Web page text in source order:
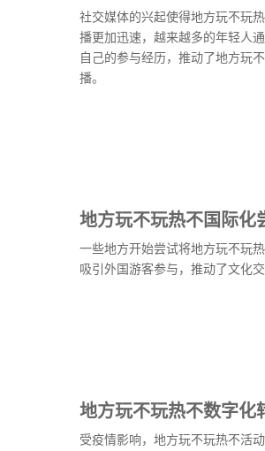
社交媒体的兴起使得地方玩不玩
播更加迅速，越来越多的年轻人
自己的参与经历，推动了地方玩
播。
地方玩不玩热不国际化
一些地方开始尝试将地方玩不玩热
吸引外国游客参与，推动了文化交
地方玩不玩热不数字化
受疫情影响，地方玩不玩热不活